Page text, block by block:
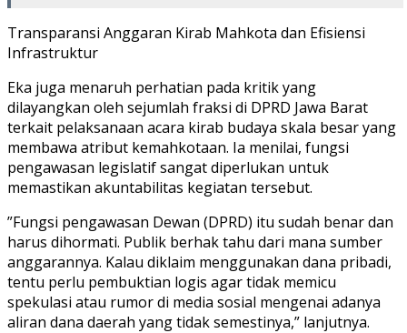
​Transparansi Anggaran Kirab Mahkota dan Efisiensi
Infrastruktur
​Eka juga menaruh perhatian pada kritik yang
dilayangkan oleh sejumlah fraksi di DPRD Jawa Barat
terkait pelaksanaan acara kirab budaya skala besar yang
membawa atribut kemahkotaan. Ia menilai, fungsi
pengawasan legislatif sangat diperlukan untuk
memastikan akuntabilitas kegiatan tersebut.
​”Fungsi pengawasan Dewan (DPRD) itu sudah benar dan
harus dihormati. Publik berhak tahu dari mana sumber
anggarannya. Kalau diklaim menggunakan dana pribadi,
tentu perlu pembuktian logis agar tidak memicu
spekulasi atau rumor di media sosial mengenai adanya
aliran dana daerah yang tidak semestinya,” lanjutnya.